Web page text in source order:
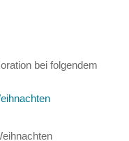
bei folgendem